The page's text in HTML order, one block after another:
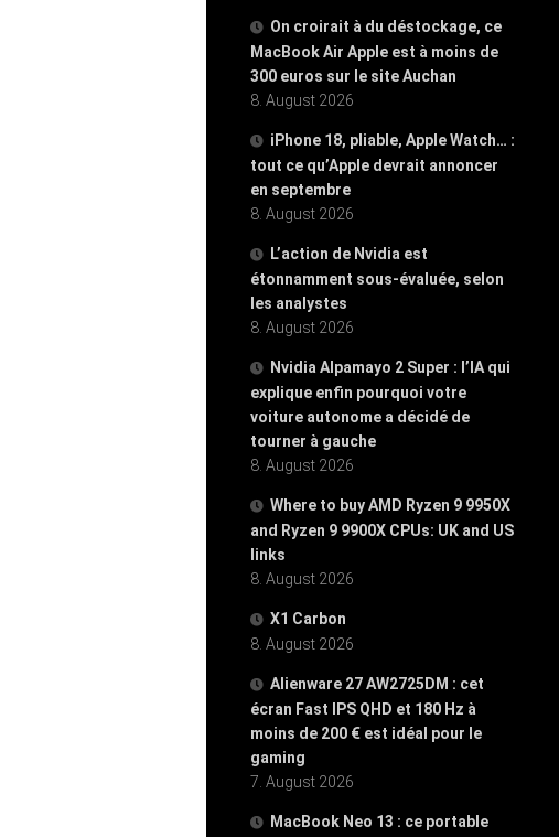
On croirait à du déstockage, ce
MacBook Air Apple est à moins de
300 euros sur le site Auchan
8. August 2026
iPhone 18, pliable, Apple Watch… :
tout ce qu’Apple devrait annoncer
en septembre
8. August 2026
L’action de Nvidia est
étonnamment sous-évaluée, selon
les analystes
8. August 2026
Nvidia Alpamayo 2 Super : l’IA qui
explique enfin pourquoi votre
voiture autonome a décidé de
tourner à gauche
8. August 2026
Where to buy AMD Ryzen 9 9950X
and Ryzen 9 9900X CPUs: UK and US
links
8. August 2026
X1 Carbon
8. August 2026
Alienware 27 AW2725DM : cet
écran Fast IPS QHD et 180 Hz à
moins de 200 € est idéal pour le
gaming
7. August 2026
MacBook Neo 13 : ce portable